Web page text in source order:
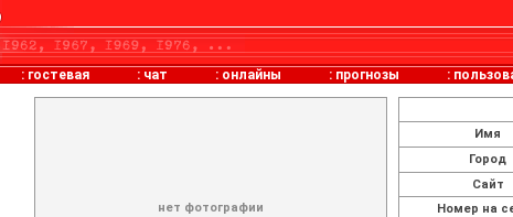
: гостевая : чат : онлайны : прогнозы :
нет фотографии
Имя
Город
Сайт
Номер на